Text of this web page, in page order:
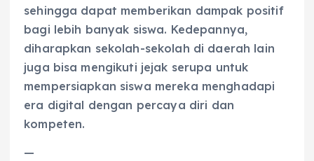
sehingga dapat memberikan dampak positif
bagi lebih banyak siswa. Kedepannya,
diharapkan sekolah-sekolah di daerah lain
juga bisa mengikuti jejak serupa untuk
mempersiapkan siswa mereka menghadapi
era digital dengan percaya diri dan
kompeten.
—